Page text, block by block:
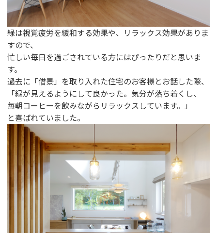
緑は視覚疲労を緩和する効果や、リラックス効果がありま
すので、
忙しい毎日を過ごされている方にはぴったりだと思いま
す。
過去に「借景」を取り入れた住宅のお客様とお話した際、
「緑が見えるようにして良かった。気分が落ち着くし、
毎朝コーヒーを飲みながらリラックスしています。」
と喜ばれていました。